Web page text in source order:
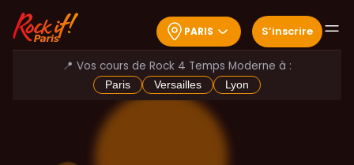
PARIS S’inscrire
📍 Vos cours de Rock 4 Temps Moderne à :
Paris Versailles Lyon